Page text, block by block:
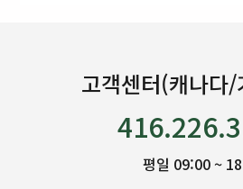
고객센터(캐나다/
평일 09:00 ~